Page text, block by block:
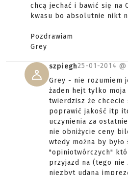
chcą jechać i bawić się na
kwasu bo absolutnie nikt
Pozdrawiam
Grey
szpiegh25-01-2014 @
Grey - nie rozumiem
żaden hejt tylko moja
twierdzisz że
poprawić jakość itp
uczynienia za
nie obniżycie ceny
wtedy można by
"opiniotwórczych"
przyjazd na (tego nie
niezbyt udaną